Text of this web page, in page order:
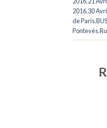
2016,30
de Paris,BUS
Pontevès,